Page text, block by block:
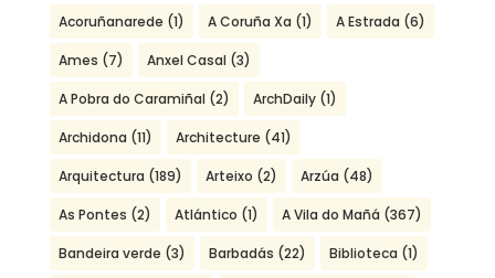
Acoruñanarede (1) A Coruña Xa (1) A Estrada (6)
Ames (7) Anxel Casal (3)
A Pobra do Caramiñal (2) ArchDaily(1)
Archidona (11) Architecture (41)
Arquitectura (189) Arteixo (2) Arzúa (48)
As Pontes (2) Atlántico (1) A Vila do Mañá (367)
Bandeira verde (3) Barbadás (22) Biblioteca (1)